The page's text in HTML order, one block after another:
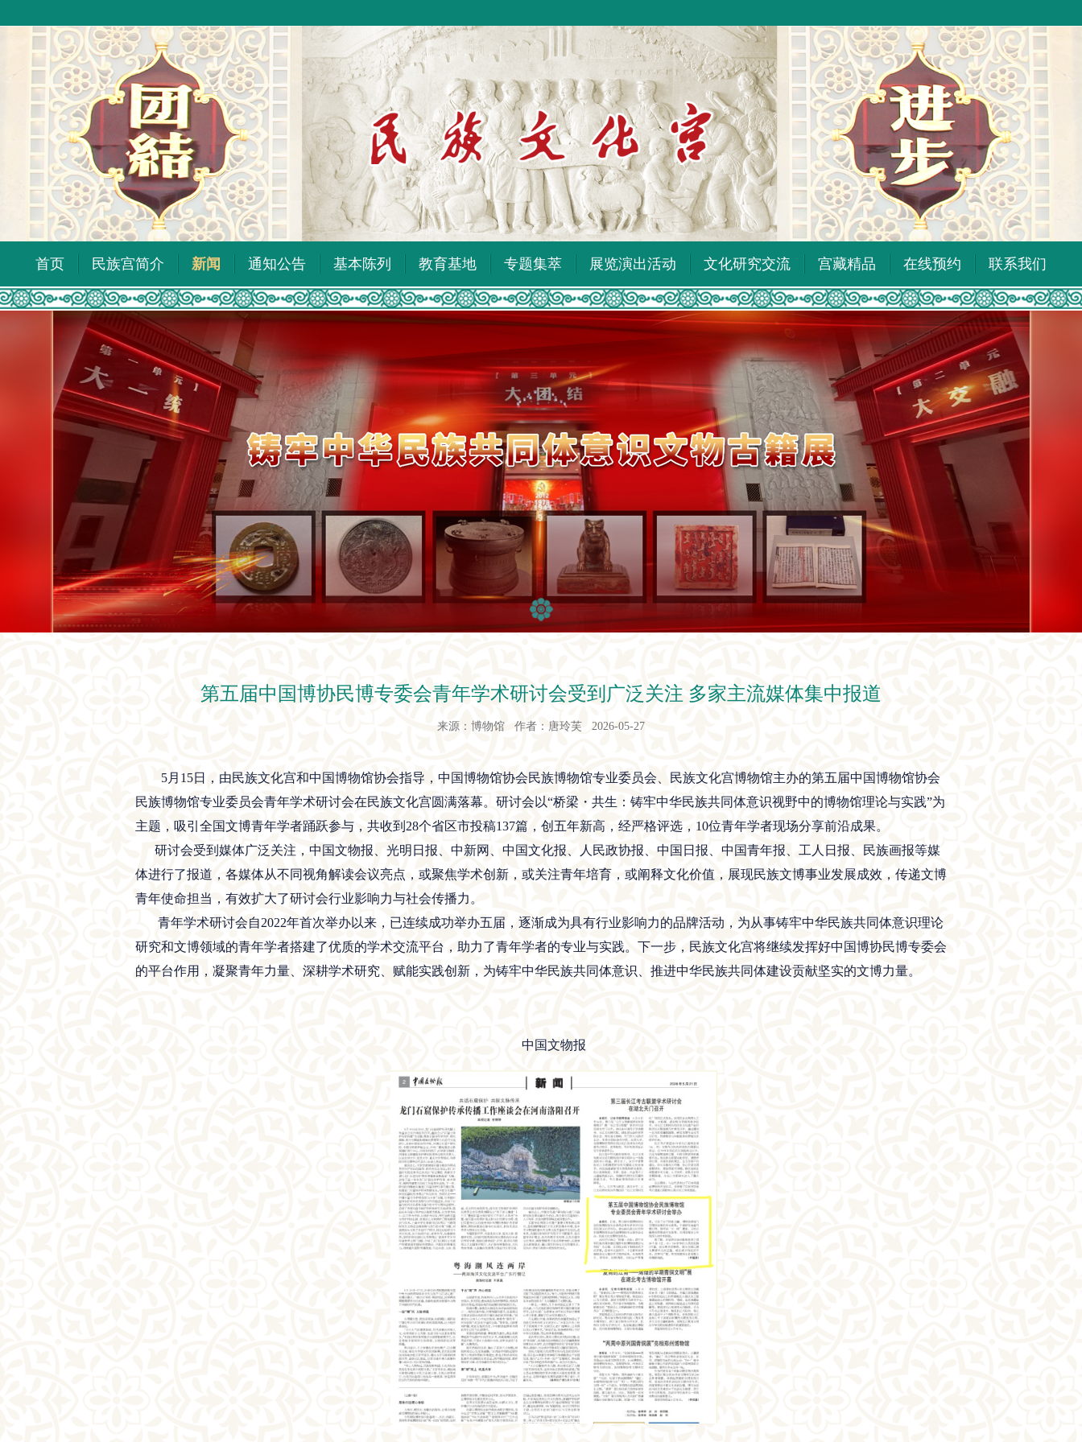
首页 民族宫简介 新闻 通知公告 基本陈列 教育基地 专题集萃 展览演出活动 文化研究交流 宫藏精品 在线预约 联系我们
第五届中国博协民博专委会青年学术研讨会受到广泛关注 多家主流媒体集中报道
来源：博物馆 作者：唐玲芙 2026-05-27
5月15日，由民族文化宫和中国博物馆协会指导，中国博物馆协会民族博物馆专业委员会、民族文化宫博物馆主办的第五届中国博物馆协会
民族博物馆专业委员会青年学术研讨会在民族文化宫圆满落幕。研讨会以“桥梁・共生：铸牢中华民族共同体意识视野中的博物馆理论与实践”为
主题，吸引全国文博青年学者踊跃参与，共收到28个省区市投稿137篇，创五年新高，经严格评选，10位青年学者现场分享前沿成果。
研讨会受到媒体广泛关注，中国文物报、光明日报、中新网、中国文化报、人民政协报、中国日报、中国青年报、工人日报、民族画报等媒
体进行了报道，各媒体从不同视角解读会议亮点，或聚焦学术创新，或关注青年培育，或阐释文化价值，展现民族文博事业发展成效，传递文博
青年使命担当，有效扩大了研讨会行业影响力与社会传播力。
青年学术研讨会自2022年首次举办以来，已连续成功举办五届，逐渐成为具有行业影响力的品牌活动，为从事铸牢中华民族共同体意识理论
研究和文博领域的青年学者搭建了优质的学术交流平台，助力了青年学者的专业与实践。下一步，民族文化宫将继续发挥好中国博协民博专委会
的平台作用，凝聚青年力量、深耕学术研究、赋能实践创新，为铸牢中华民族共同体意识、推进中华民族共同体建设贡献坚实的文博力量。
中国文物报